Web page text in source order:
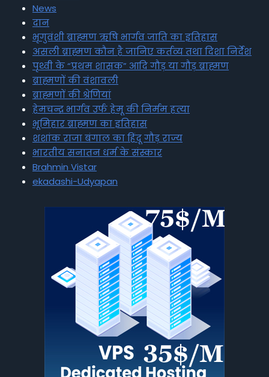
News
दान
भृगुवंशी ब्राह्मण ऋषि भार्गव जाति का इतिहास
असली ब्राह्मण कौन है जानिए कर्तव्य तथा दिशा निर्देश
पृथ्वी के “प्रथम शासक” आदि गौड़ या गौड़ ब्राह्मण
ब्राह्मणों की वंशावली
ब्राह्मणों की श्रेणियां
हेमचन्द्र भार्गव उर्फ हेमू की निर्मम हत्या
भूमिहार ब्राह्मण का इतिहास
शशांक राजा बंगाल का हिंदू गौड़ राज्य
भारतीय सनातन धर्म के संस्कार
Brahmin Vistar
ekadashi-Udyapan